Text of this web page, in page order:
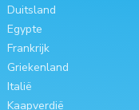
Duitsland
Egypte
Frankrijk
Griekenland
Italië
Kaapverdië